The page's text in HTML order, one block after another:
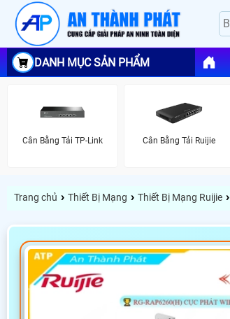
DANH MỤC SẢN PHẨM
Cân Bằng Tải TP-Link Cân Bằng Tải Ruijie
Trang chủ › Thiết Bị Mạng › Thiết Bị Mạng Ruijie ›